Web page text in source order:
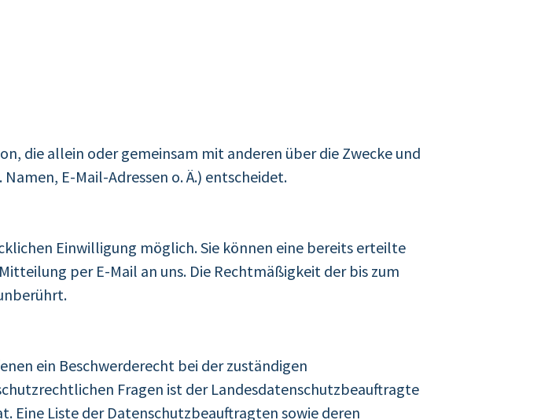
die allein oder gemeinsam mit anderen über die Zwecke und
E-Mail-Adressen o. Ä.) entscheidet.
Einwilligung möglich. Sie können eine bereits erteilte
per E-Mail an uns. Die Rechtmäßigkeit der bis zum
ein Beschwerderecht bei der zuständigen
Fragen ist der Landesdatenschutzbeauftragte
Eine Liste der Datenschutzbeauftragten sowie deren